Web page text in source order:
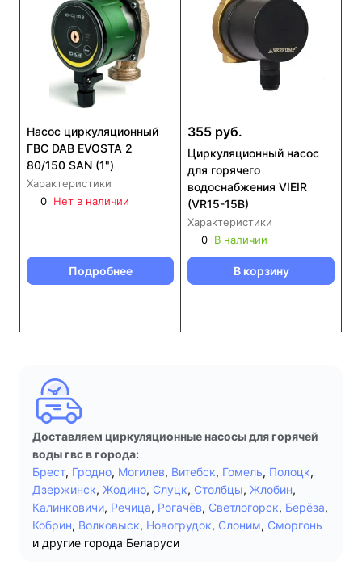
Насос циркуляционный
ГВС DAB EVOSTA 2
80/150 SAN (1")
Характеристики
0 Нет в наличии
Подробнее
355 руб.
Циркуляционный насос
для горячего
водоснабжения VIEIR
(VR15-15B)
Характеристики
0 В наличии
В корзину
Доставляем циркуляционные насосы для горячей
воды гвс в города:
Брест, Гродно, Могилев, Витебск, Гомель, Полоцк,
Дзержинск, Жодино, Слуцк, Столбцы, Жлобин,
Калинковичи, Речица, Рогачёв, Светлогорск, Берёза,
Кобрин, Волковыск, Новогрудок, Слоним, Сморгонь
и другие города Беларуси